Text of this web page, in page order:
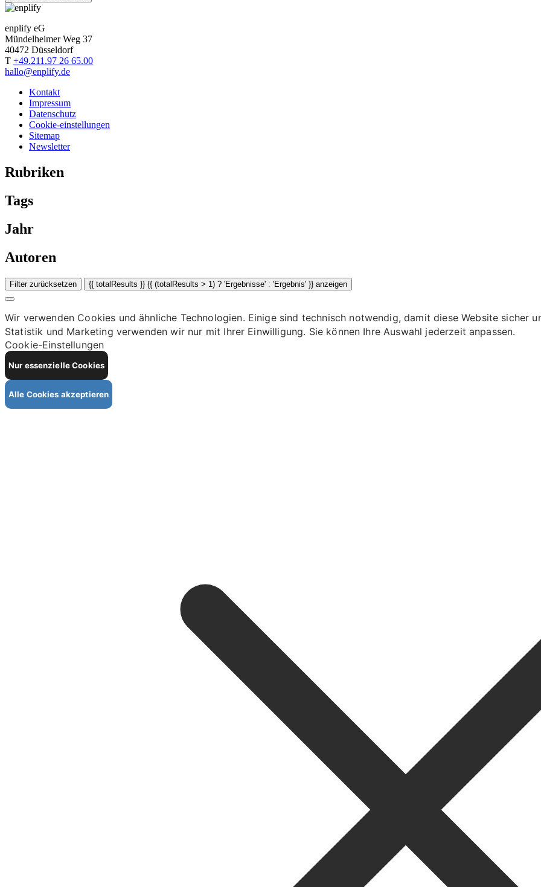
enplify eG
Mündelheimer Weg 37
40472 Düsseldorf
T +49.211.97 26 65.00
hallo@enplify.de
Kontakt
Impressum
Datenschutz
Cookie-einstellungen
Sitemap
Newsletter
Rubriken
Tags
Jahr
Autoren
Filter zurücksetzen {{ totalResults }} {{ (totalResults > 1) ? 'Ergebnisse' : 'Ergebnis' }} anzeigen
Wir verwenden Cookies und ähnliche Technologien. Einige sind technisch notwendig, damit diese Website sicher
Statistik und Marketing verwenden wir nur mit Ihrer Einwilligung. Sie können Ihre Auswahl jederzeit anpassen.
Cookie-Einstellungen
Nur essenzielle Cookies
Alle Cookies akzeptieren